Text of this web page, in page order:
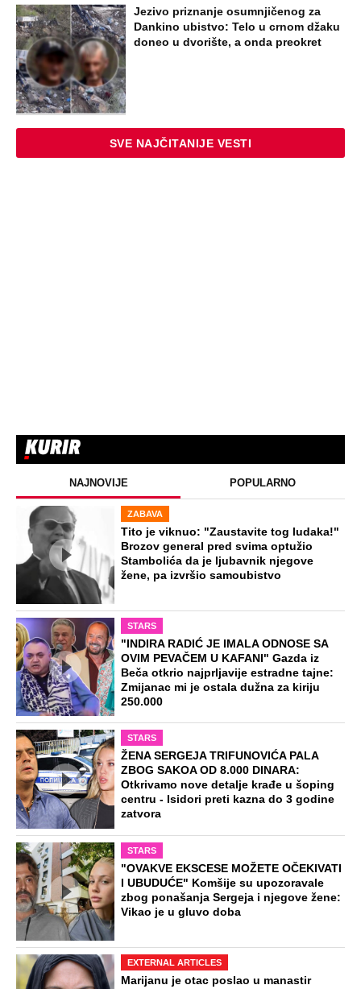
Jezivo priznanje osumnjičenog za
Dankino ubistvo: Telo u crnom džaku
doneo u dvorište, a onda preokret
SVE NAJČITANIJE VESTI
NAJNOVIJE POPULARNO
ZABAVA
Tito je viknuo: "Zaustavite tog ludaka!"
Brozov general pred svima optužio
Stambolića da je ljubavnik njegove
žene, pa izvršio samoubistvo
STARS
"INDIRA RADIĆ JE IMALA ODNOSE SA
OVIM PEVAČEM U KAFANI" Gazda iz
Beča otkrio najprljavije estradne tajne:
Zmijanac mi je ostala dužna za kiriju
250.000
STARS
ŽENA SERGEJA TRIFUNOVIĆA PALA
ZBOG SAKOA OD 8.000 DINARA:
Otkrivamo nove detalje krađe u šoping
centru - Isidori preti kazna do 3 godine
zatvora
STARS
"OVAKVE EKSCESE MOŽETE OČEKIVATI
I UBUDUĆE" Komšije su upozoravale
zbog ponašanja Sergeja i njegove žene:
Vikao je u gluvo doba
EXTERNAL ARTICLES
Marijanu je otac poslao u manastir